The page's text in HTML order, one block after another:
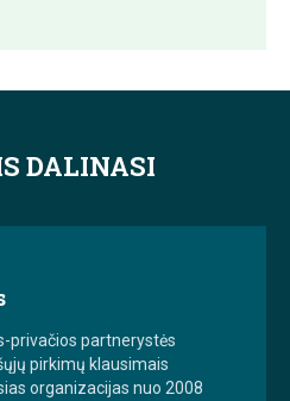
DALINASI
privačios partnerystės
pirkimų klausimais
organizacijas nuo 2008